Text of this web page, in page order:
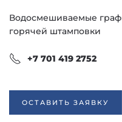
Водосмешиваемые
горячей штамповки
+7 701 419 2752
ОСТАВИТЬ ЗАЯВКУ